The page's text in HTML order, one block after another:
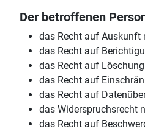
Der betroffenen
das Recht auf Auskunft
das Recht auf
das Recht auf
das Recht auf
das Recht auf
das Widerspruchsrecht
das Recht auf